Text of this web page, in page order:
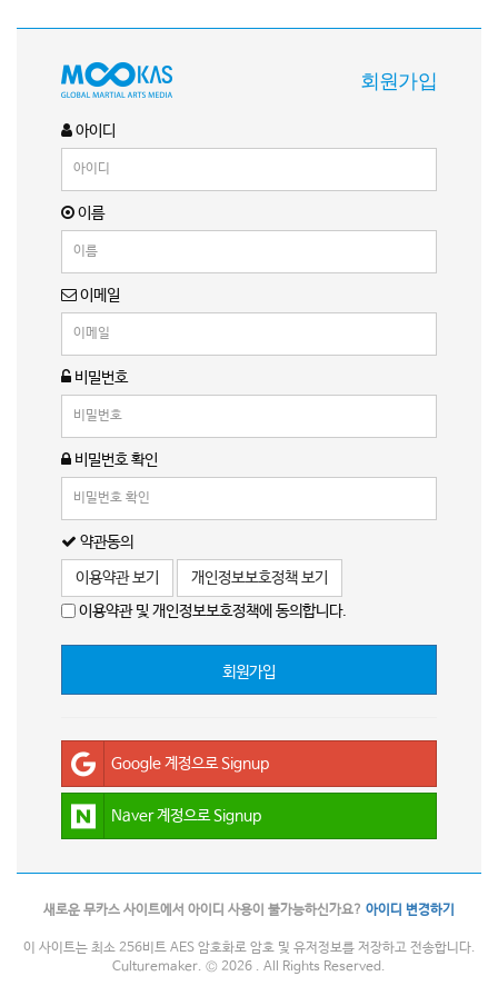
회원가입
아이디
이름
이메일
비밀번호
비밀번호 확인
약관동의
이용약관 보기
개인정보보호정책 보기
이용약관 및 개인정보보호정책에 동의합니다.
회원가입
Google 계정으로 Signup
Naver 계정으로 Signup
새로운 무카스 사이트에서 아이디 사용이 불가능하신가요? 아이디 변경하기
이 사이트는 최소 256비트 AES 암호화로 암호 및 유저정보를 저장하고 전송합니다.
Culturemaker. © 2026 . All Rights Reserved.